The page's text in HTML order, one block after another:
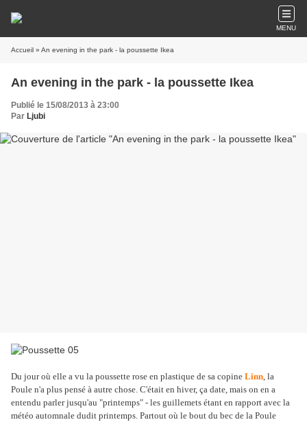
MENU
Accueil » An evening in the park - la poussette Ikea
An evening in the park - la poussette Ikea
Publié le 15/08/2013 à 23:00
Par Ljubi
Du jour où elle a vu la poussette rose en plastique de sa copine Linn, la
Poule n'a plus pensé à autre chose. C'était en hiver, ça date, mais on en a
entendu parler jusqu'au "printemps" - les guillemets étant en rapport avec la
météo automnale dudit printemps. Partout où le bout du bec de la Poule